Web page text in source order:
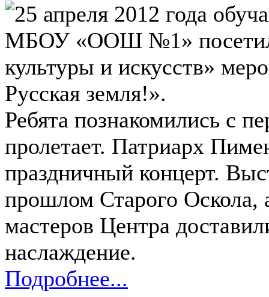
25 апреля 2012 года
МБОУ «ООШ №1»
культуры и искусств»
Русская земля!».
Ребята познакомились с
пролетает. Патриарх
праздничный концерт.
прошлом Старого Оскола,
мастеров Центра
наслаждение.
Подробнее...